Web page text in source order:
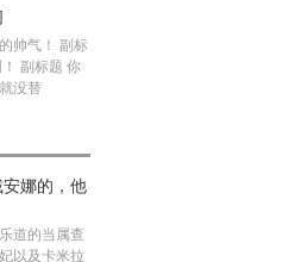
帅气！ 副标
副标题 你
没替
娜的，他
道的当属查
以及卡米拉